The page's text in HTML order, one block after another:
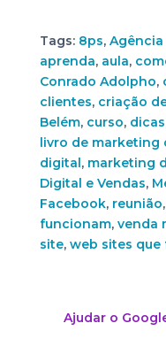
Tags: 8ps,
aprenda, aula,
Conrado Adolpho,
clientes, criação
Belém, curso, dicas
livro de marketing
digital, marketing
Digital e Vendas,
Facebook, reunião,
funcionam, venda
site, web sites
Ajudar o